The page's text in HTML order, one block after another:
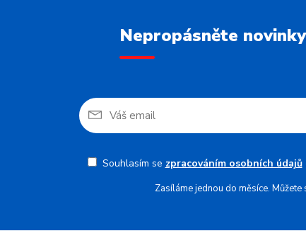
Nepropásněte
Souhlasím se zpracováním osobních údajů
Zasíláme jednou do měsíce.